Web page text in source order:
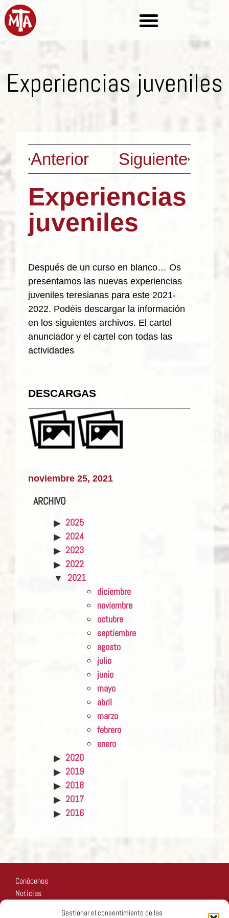
Gestionar el consentimiento de las
Experiencias juveniles
Anterior Siguiente
Experiencias
juveniles
Después de un curso en blanco… Os
presentamos las nuevas experiencias
juveniles teresianas para este 2021-
2022. Podéis descargar la información
en los siguientes archivos. El cartel
anunciador y el cartel con todas las
actividades
DESCARGAS
noviembre 25, 2021
ARCHIVO
2025
2024
2023
2022
2021
diciembre
noviembre
octubre
septiembre
agosto
julio
junio
mayo
abril
marzo
febrero
enero
2020
2019
2018
2017
2016
Conócenos
Noticias